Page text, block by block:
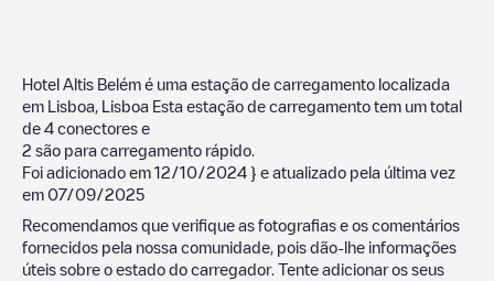
Hotel Altis Belém é uma estação de carregamento localizada
em Lisboa Lisboa Esta estação de carregamento tem um total
de 4 conectores e
2 são para carregamento rápido.
Foi adicionado em 12/10/2024 } e atualizado pela última vez
em 07/09/2025
Recomendamos que verifique as fotografias e os comentários
fornecidos pela nossa comunidade, pois dão-lhe informações
úteis sobre o estado do carregador. Tente adicionar os seus